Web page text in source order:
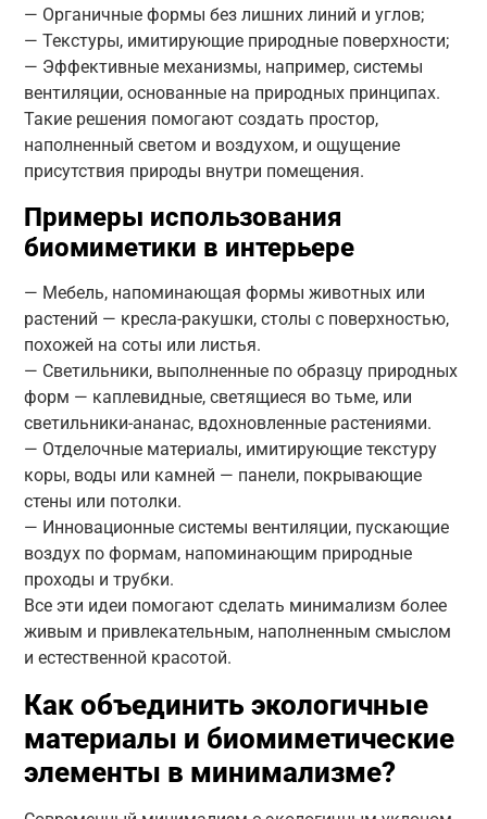
— Органичные формы без лишних линий и углов;
— Текстуры, имитирующие природные поверхности;
— Эффективные механизмы, например, системы
вентиляции, основанные на природных принципах.
Такие решения помогают создать простор,
наполненный светом и воздухом, и ощущение
присутствия природы внутри помещения.
Примеры использования
биомиметики в интерьере
— Мебель, напоминающая формы животных или
растений — кресла-ракушки, столы с поверхностью,
похожей на соты или листья.
— Светильники, выполненные по образцу природных
форм — каплевидные, светящиеся во тьме, или
светильники-ананас, вдохновленные растениями.
— Отделочные материалы, имитирующие текстуру
коры, воды или камней — панели, покрывающие
стены или потолки.
— Инновационные системы вентиляции, пускающие
воздух по формам, напоминающим природные
проходы и трубки.
Все эти идеи помогают сделать минимализм более
живым и привлекательным, наполненным смыслом
и естественной красотой.
Как объединить экологичные
материалы и биомиметические
элементы в минимализме?